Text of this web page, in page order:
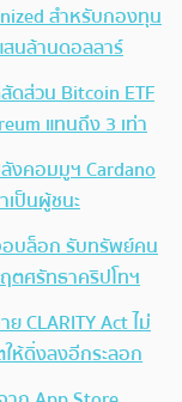
สำหรับกองทุน
สนล้านดอลลาร์
ส่วน Bitcoin ETF
แทนถึง 3 เท่า
งคอมมูฯ Cardano
ป็นผู้ชนะ
อบล็อก รับทรัพย์คน
ตศรัทธาคริปโทฯ
CLARITY Act ไม่
ห้ดิ่งลงอีกระลอก